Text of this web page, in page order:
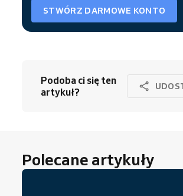
STWÓRZ DARMOWE KONTO
Podoba ci się ten
artykuł?
Polecane artykuły